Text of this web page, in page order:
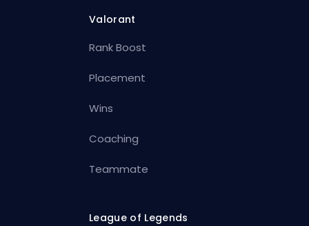
Valorant
Rank Boost
Placement
Wins
Coaching
Teammate
League of Legends